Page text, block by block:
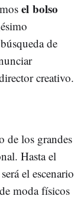
el bolso
de
creativo.
de los grandes
Hasta el
el escenario
moda físicos